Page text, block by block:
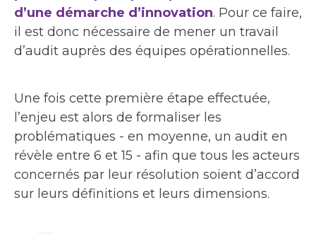
d’une démarche d’innovation. Pour ce faire,
il est donc nécessaire de mener un travail
d’audit auprès des équipes opérationnelles.
Une fois cette première étape effectuée,
l’enjeu est alors de formaliser les
problématiques - en moyenne, un audit en
révèle entre 6 et 15 - afin que tous les acteurs
concernés par leur résolution soient d’accord
sur leurs définitions et leurs dimensions.